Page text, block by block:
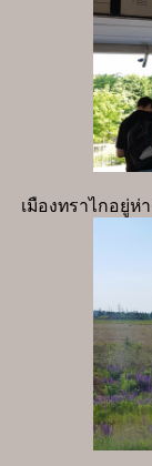
เมืองทราไกอยู่ห่